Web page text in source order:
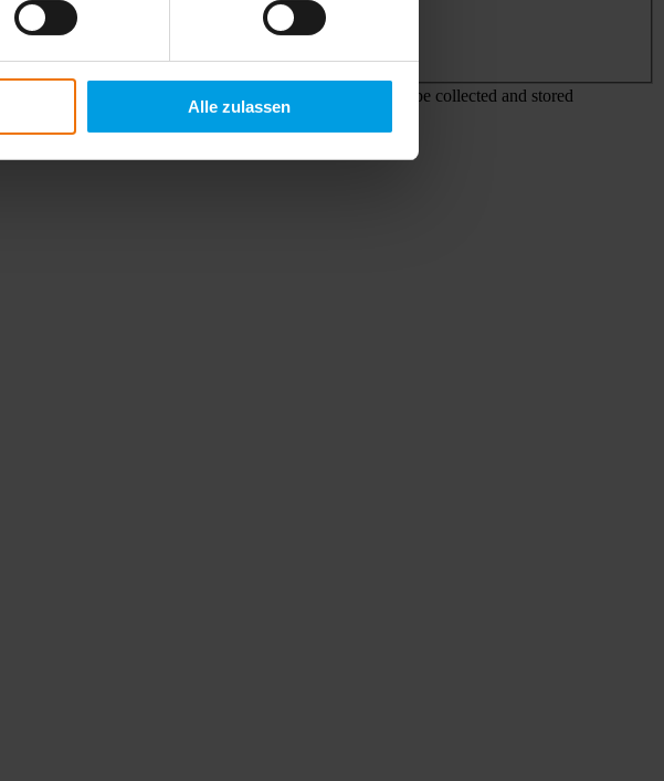
Alle zulassen
statutory provisions. I agree that my details and data will be collected and stored